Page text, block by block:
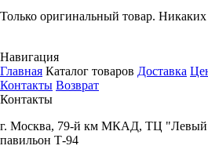
Только оригинальный товар. Никаких
Навигация
Главная Каталог товаров Доставка
Контакты Возврат
Контакты
г. Москва, 79-й км МКАД, ТЦ "Левый
павильон Т-94